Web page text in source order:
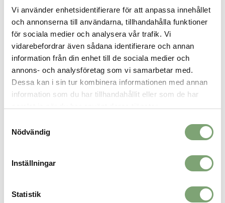
Vi använder enhetsidentifierare för att anpassa innehållet
och annonserna till användarna, tillhandahålla funktioner
för sociala medier och analysera vår trafik. Vi
vidarebefordrar även sådana identifierare och annan
information från din enhet till de sociala medier och
annons- och analysföretag som vi samarbetar med.
Dessa kan i sin tur kombinera informationen med annan
information som du har tillhandahållit eller som de har
Nödvändig
Inställningar
Statistik
Specifikation:
Designade med Made to Move-teknik
Vattentäta med hög andningsförmåga
Helt tejpade sömmar
Vattenavstötande dragkedjor
Snölås i benslut
Kil i benslut för att justera vidden
Benfickor kompatibla med sele
Schoeller®-förstärkningar i benslut
PFAS-fri vattenavstötande impregnering
Bluesign®-certifierat tyg
Vikt large herr: 650 g